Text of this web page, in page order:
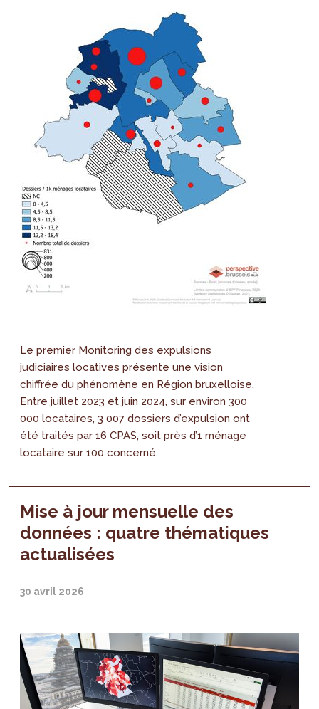
Le premier Monitoring des expulsions
judiciaires locatives présente une vision
chiffrée du phénomène en Région bruxelloise.
Entre juillet 2023 et juin 2024, sur environ 300
000 locataires, 3 007 dossiers d’expulsion ont
été traités par 16 CPAS, soit près d’1 ménage
locataire sur 100 concerné.
Mise à jour mensuelle des
données : quatre thématiques
actualisées
30 avril 2026